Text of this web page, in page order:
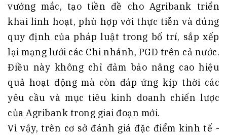
vướng mắc, tạo tiền đề cho Agribank triển
khai linh hoạt, phù hợp với thực tiễn và đúng
quy định của pháp luật trong bố trí, sắp xếp
lại mạng lưới các Chi nhánh, PGD trên cả nước.
Điều này không chỉ đảm bảo nâng cao hiệu
quả hoạt động mà còn đáp ứng kịp thời các
yêu cầu và mục tiêu kinh doanh chiến lược
của Agribank trong giai đoạn mới.
Vì vậy, trên cơ sở đánh giá đặc điểm kinh tế -